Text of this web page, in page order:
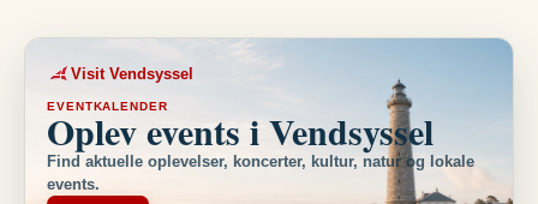
Visit Vendsyssel
EVENTKALENDER
Oplev events i Vendsyssel
Find aktuelle oplevelser, koncerter, kultur, natur og lokale
events.